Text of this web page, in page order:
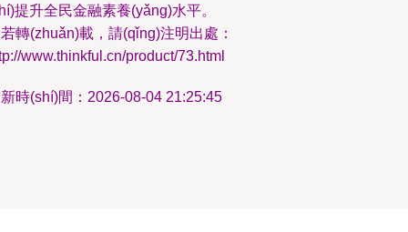
提升全民金融素養(yǎng)水平。
轉(zhuǎn)載，請(qǐng)注明出處：
www.thinkful.cn/product/73.html
時(shí)間：2026-08-04 21:25:45